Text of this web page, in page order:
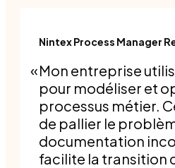
Nintex Process Manager
Mon entreprise
pour modéliser et
processus métier.
de pallier le
documentation
facilite la transition